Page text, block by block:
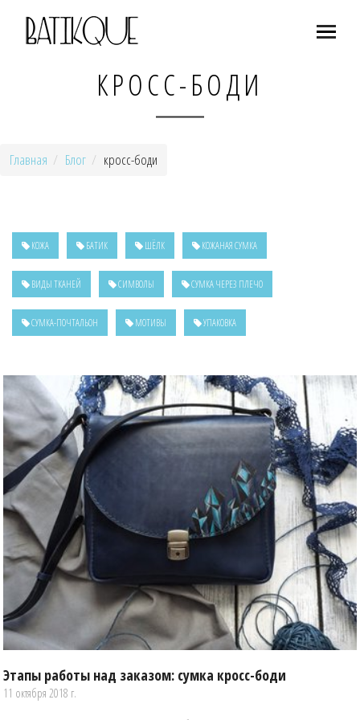
КРОСС-БОДИ
Главная Блог кросс-боди
КОЖА БАТИК ШЁЛК КОЖАНАЯ СУМКА
ВИДЫ ТКАНЕЙ СИМВОЛЫ СУМКА ЧЕРЕЗ ПЛЕЧО
СУМКА-ПОЧТАЛЬОН МОТИВЫ УПАКОВКА
Этапы работы над заказом: сумка кросс-боди
11 октября 2018 г.